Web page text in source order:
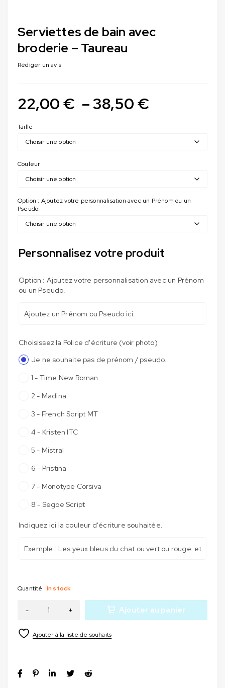
Serviettes de bain avec
broderie – Taureau
Rédiger un avis
22,00 € –38,50 €
Taille
Couleur
Option : Ajoutez votre personnalisation avec un Prénom ou un
Pseudo.
Personnalisez votre produit
Option : Ajoutez votre personnalisation avec un Prénom
ou un Pseudo.
Choisissez la Police d'écriture (voir photo)
Je ne souhaite pas de prénom / pseudo.
1 - Time New Roman
2 - Madina
3 - French Script MT
4 - Kristen ITC
5 - Mistral
6 - Pristina
7 - Monotype Corsiva
8 - Segoe Script
Indiquez ici la couleur d'écriture souhaitée.
Quantité In stock
Ajouter au panier